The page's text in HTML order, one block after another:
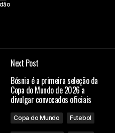
Next Post
Bósnia é a primeira seleção da
Copa do Mundo de 2026 a
divulgar convocados oficiais
Copa do Mundo Futebol